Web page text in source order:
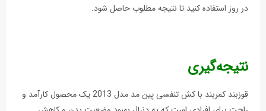
در روز استفاده کنید تا نتیجه مطلوب حاصل شود.
نتیجه‌گیری
قوزبند کمربند با کش تنفسی پين مد مدل 2013 یک محصول کارآمد و